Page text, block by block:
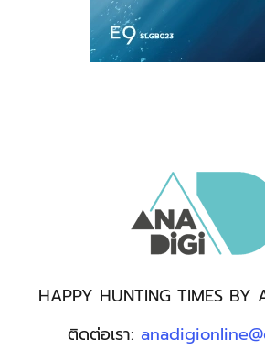
HAPPY HUNTING TIMES BY
ติดต่อเรา: